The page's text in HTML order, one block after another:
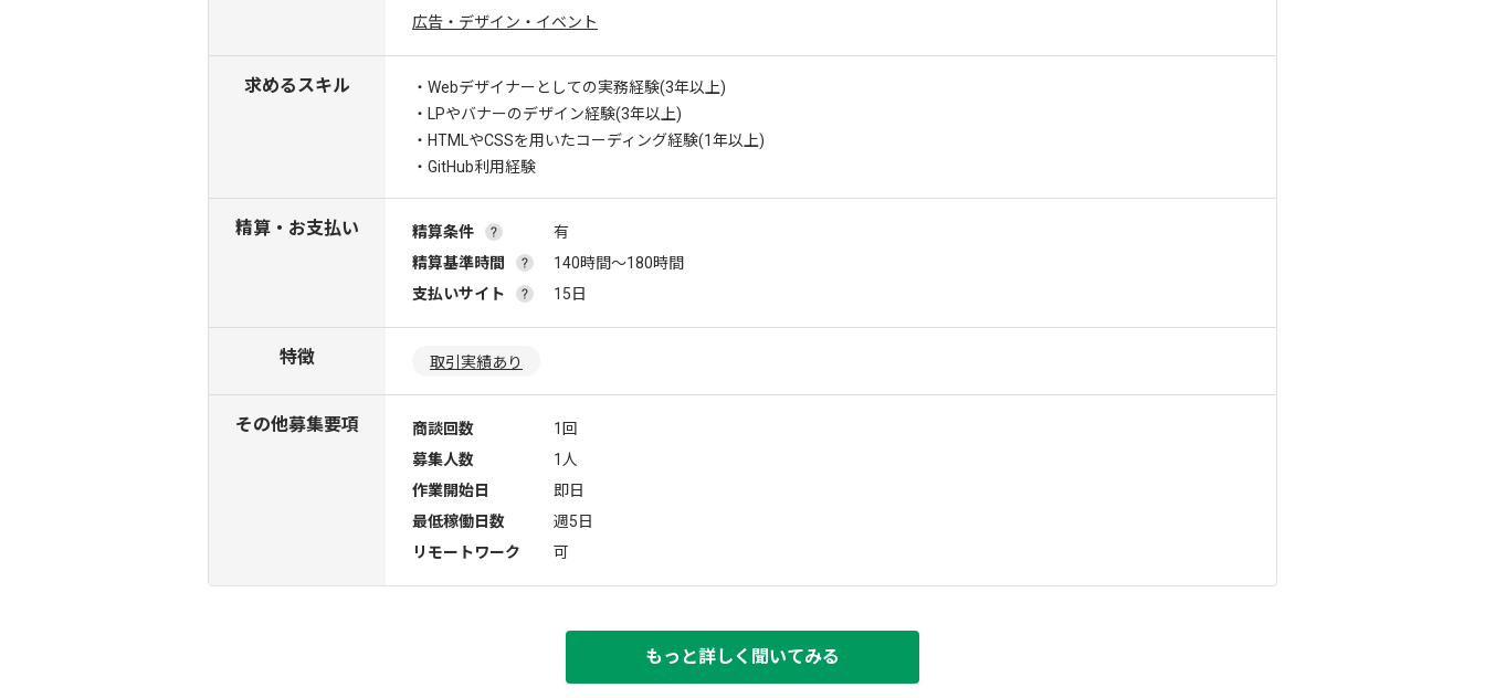
広告・デザイン・イベント
求めるスキル
・Webデザイナーとしての実務経験(3年以上)
・LPやバナーのデザイン経験(3年以上)
・HTMLやCSSを用いたコーディング経験(1年以上)
・GitHub利用経験
精算・お支払い 精算条件
有
精算基準時間
140時間〜180時間
支払いサイト
15日
特徴 取引実績あり
その他募集要項 商談回数
1回
募集人数
1人
作業開始日
即日
最低稼働日数
週5日
リモートワーク
可
もっと詳しく聞いてみる